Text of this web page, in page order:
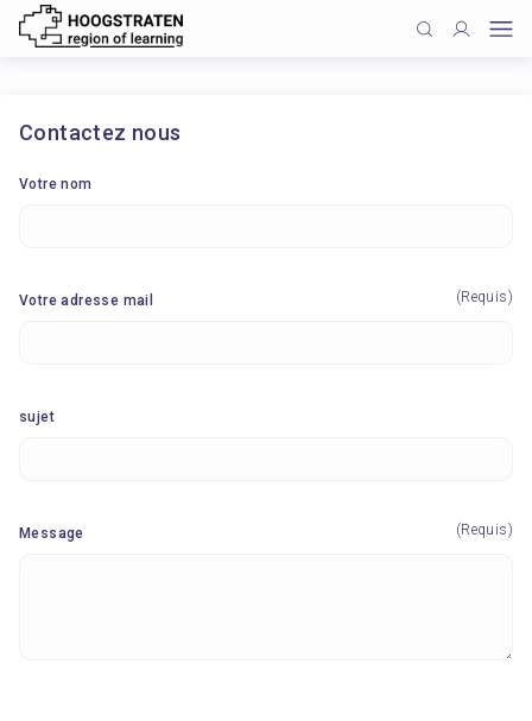
Contactez nous
Votre nom
Votre adresse mail (Requis)
sujet
Message (Requis)